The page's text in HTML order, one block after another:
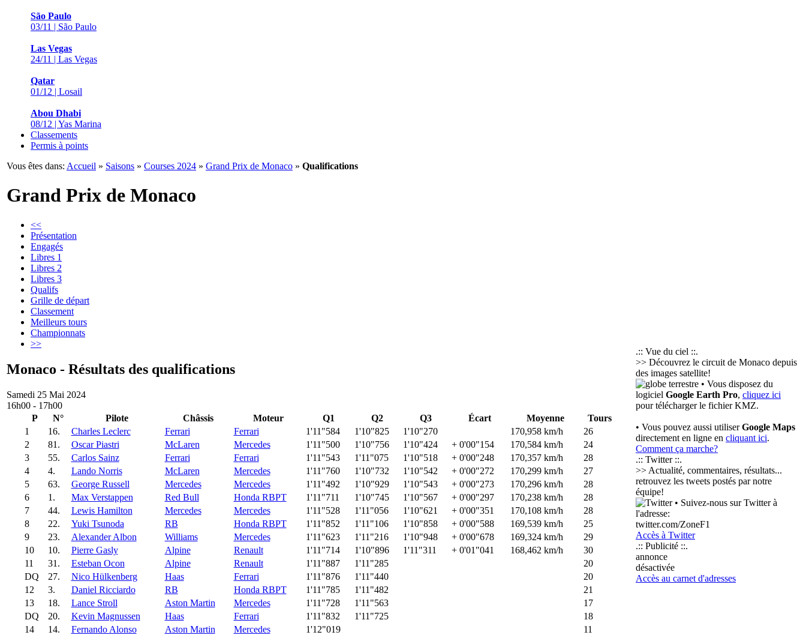
São Paulo
03/11 | São Paulo
Las Vegas
24/11 | Las Vegas
Qatar
01/12 | Losail
Abou Dhabi
08/12 | Yas Marina
Classements
Permis à points
Vous êtes dans: Accueil » Saisons » Courses 2024 » Grand Prix de Monaco » Qualifications
Grand Prix de Monaco
<<
Présentation
Engagés
Libres 1
Libres 2
Libres 3
Qualifs
Grille de départ
Classement
Meilleurs tours
Championnats
>>
Monaco - Résultats des qualifications
Samedi 25 Mai 2024
16h00 - 17h00
P
N° Pilote Châssis Moteur Q1 Q2 Q3 Écart Moyenne
Tours
1
16. Charles Leclerc Ferrari Ferrari 1'11"584 1'10"825 1'10"270 170,958 km/h
26
2
81. Oscar Piastri McLaren Mercedes 1'11"500 1'10"756 1'10"424 + 0'00"154 170,584 km/h
24
3
55. Carlos Sainz Ferrari Ferrari 1'11"543 1'11"075 1'10"518 + 0'00"248 170,357 km/h
28
4
4. Lando Norris McLaren Mercedes 1'11"760 1'10"732 1'10"542 + 0'00"272 170,299 km/h
27
5
63. George Russell Mercedes Mercedes 1'11"492 1'10"929 1'10"543 + 0'00"273 170,296 km/h
28
6
1. Max Verstappen Red Bull Honda RBPT 1'11"711 1'10"745 1'10"567 + 0'00"297 170,238 km/h
28
7
44. Lewis Hamilton Mercedes Mercedes 1'11"528 1'11"056 1'10"621 + 0'00"351 170,108 km/h
28
8
22. Yuki Tsunoda RB Honda RBPT 1'11"852 1'11"106 1'10"858 + 0'00"588 169,539 km/h
25
9
23. Alexander Albon Williams Mercedes 1'11"623 1'11"216 1'10"948 + 0'00"678 169,324 km/h
29
10
10. Pierre Gasly Alpine Renault 1'11"714 1'10"896 1'11"311 + 0'01"041 168,462 km/h
30
11
31. Esteban Ocon Alpine Renault 1'11"887 1'11"285
20
DQ
27. Nico Hülkenberg Haas Ferrari 1'11"876 1'11"440
20
12
3. Daniel Ricciardo RB Honda RBPT 1'11"785 1'11"482
21
13
18. Lance Stroll Aston Martin Mercedes 1'11"728 1'11"563
17
DQ
20. Kevin Magnussen Haas Ferrari 1'11"832 1'11"725
18
14
14. Fernando Alonso Aston Martin Mercedes 1'12"019
11
.:: Vue du ciel ::.
>> Découvrez le circuit de Monaco depuis
des images satellite!
• Vous disposez du
logiciel Google Earth Pro, cliquez ici
pour télécharger le fichier KMZ.
• Vous pouvez aussi utiliserGoogle Maps
directement en ligne en cliquant ici.
Comment ça marche?
.:: Twitter ::.
>> Actualité, commentaires, résultats...
retrouvez les tweets postés par notre
équipe!
• Suivez-nous sur Twitter à
l'adresse:
twitter.com/ZoneF1
Accès à Twitter
.:: Publicité ::.
annonce
désactivée
Accès au carnet d'adresses